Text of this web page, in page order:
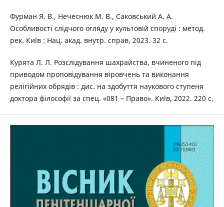
Фурман Я. В., Нечеснюк М. В., Саковський А. А.
Особливості слідчого огляду у культовій споруді : метод.
рек. Київ : Нац. акад. внутр. справ, 2023. 32 с.
Курята Л. Л. Розслідування шахрайства, вчиненого під
приводом проповідування віровчень та виконання
релігійних обрядів : дис. на здобуття наукового ступеня
доктора філософії за спец. «081 – Право». Київ, 2022. 220 с.